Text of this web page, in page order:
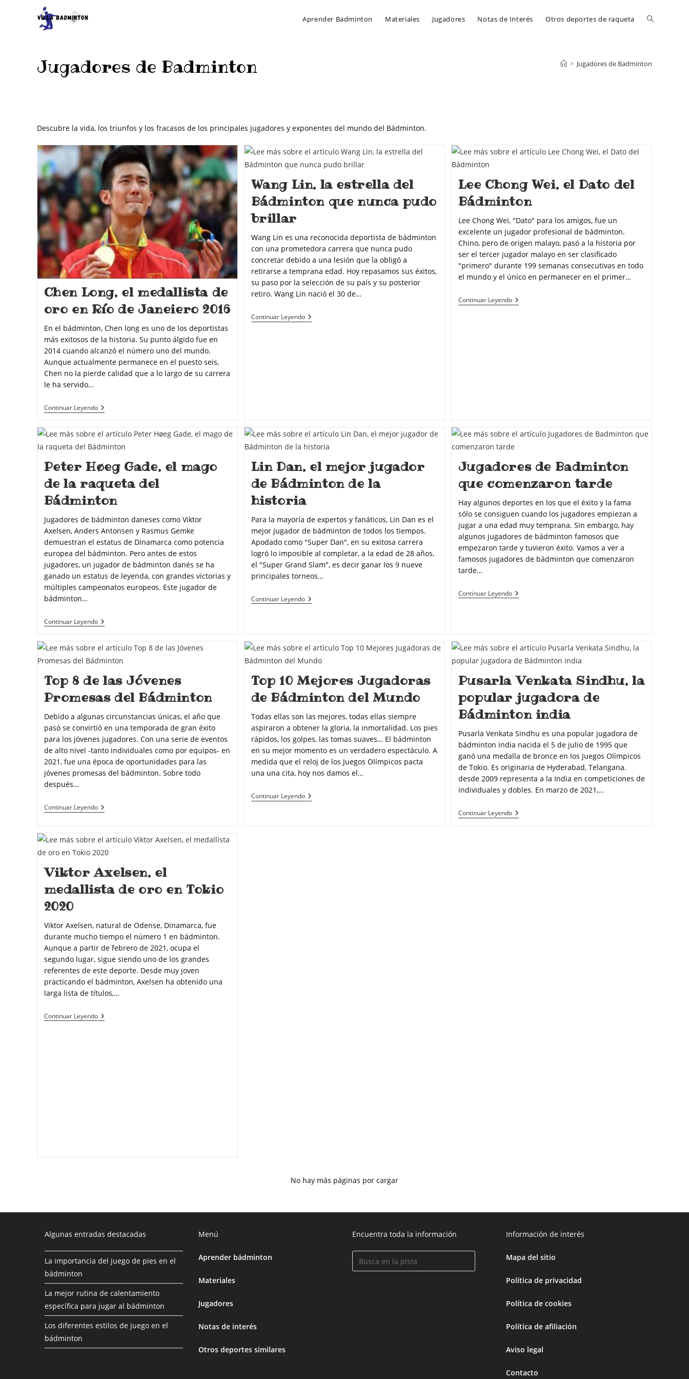
Aprender Badminton Materiales Jugadores Notas de Interés Otros deportes de raqueta
Jugadores de Badminton > Jugadores de Badminton
Descubre la vida, los triunfos y los fracasos de los principales jugadores y exponentes del mundo del Bádminton.
Chen Long, el medallista de
oro en Río de Janeiero 2016
En el bádminton, Chen long es uno de los deportistas
más exitosos de la historia. Su punto álgido fue en
2014 cuando alcanzó el número uno del mundo.
Aunque actualmente permanece en el puesto seis,
Chen no la pierde calidad que a lo largo de su carrera
le ha servido…
Continuar Leyendo
Wang Lin, la estrella del
Bádminton que nunca pudo
brillar
Wang Lin es una reconocida deportista de bádminton
con una prometedora carrera que nunca pudo
concretar debido a una lesión que la obligó a
retirarse a temprana edad. Hoy repasamos sus éxitos,
su paso por la selección de su país y su posterior
retiro. Wang Lin nació el 30 de…
Continuar Leyendo
Lee Chong Wei, el Dato del
Bádminton
Lee Chong Wei, "Dato" para los amigos, fue un
excelente un jugador profesional de bádminton.
Chino, pero de origen malayo, pasó a la historia por
ser el tercer jugador malayo en ser clasificado
"primero" durante 199 semanas consecutivas en todo
el mundo y el único en permanecer en el primer…
Continuar Leyendo
Peter Høeg Gade, el mago
de la raqueta del
Bádminton
Jugadores de bádminton daneses como Viktor
Axelsen, Anders Antonsen y Rasmus Gemke
demuestran el estatus de Dinamarca como potencia
europea del bádminton. Pero antes de estos
jugadores, un jugador de bádminton danés se ha
ganado un estatus de leyenda, con grandes victorias y
múltiples campeonatos europeos. Este jugador de
bádminton…
Continuar Leyendo
Lin Dan, el mejor jugador
de Bádminton de la
historia
Para la mayoría de expertos y fanáticos, Lin Dan es el
mejor jugador de bádminton de todos los tiempos.
Apodado como "Super Dan", en su exitosa carrera
logró lo imposible al completar, a la edad de 28 años,
el "Super Grand Slam", es decir ganar los 9 nueve
principales torneos…
Continuar Leyendo
Jugadores de Badminton
que comenzaron tarde
Hay algunos deportes en los que el éxito y la fama
sólo se consiguen cuando los jugadores empiezan a
jugar a una edad muy temprana. Sin embargo, hay
algunos jugadores de bádminton famosos que
empezaron tarde y tuvieron éxito. Vamos a ver a
famosos jugadores de bádminton que comenzaron
tarde…
Continuar Leyendo
Top 8 de las Jóvenes
Promesas del Bádminton
Debido a algunas circunstancias únicas, el año que
pasó se convirtió en una temporada de gran éxito
para los jóvenes jugadores. Con una serie de eventos
de alto nivel -tanto individuales como por equipos- en
2021, fue una época de oportunidades para las
jóvenes promesas del bádminton. Sobre todo
después…
Continuar Leyendo
Top 10 Mejores Jugadoras
de Bádminton del Mundo
Todas ellas son las mejores, todas ellas siempre
aspiraron a obtener la gloria, la inmortalidad. Los pies
rápidos, los golpes, las tomas suaves… El bádminton
en su mejor momento es un verdadero espectáculo. A
medida que el reloj de los Juegos Olímpicos pacta
una una cita, hoy nos damos el…
Continuar Leyendo
Pusarla Venkata Sindhu, la
popular jugadora de
Bádminton india
Pusarla Venkata Sindhu es una popular jugadora de
bádminton india nacida el 5 de julio de 1995 que
ganó una medalla de bronce en los Juegos Olímpicos
de Tokio. Es originaria de Hyderabad, Telangana.
desde 2009 representa a la India en competiciones de
individuales y dobles. En marzo de 2021,…
Continuar Leyendo
Viktor Axelsen, el
medallista de oro en Tokio
2020
Viktor Axelsen, natural de Odense, Dinamarca, fue
durante mucho tiempo el número 1 en bádminton.
Aunque a partir de febrero de 2021, ocupa el
segundo lugar, sigue siendo uno de los grandes
referentes de este deporte. Desde muy joven
practicando el bádminton, Axelsen ha obtenido una
larga lista de títulos,…
Continuar Leyendo
No hay más páginas por cargar
Algunas entradas destacadas
La importancia del juego de pies en el
bádminton
La mejor rutina de calentamiento
específica para jugar al bádminton
Los diferentes estilos de juego en el
bádminton
Menú
Aprender bádminton
Materiales
Jugadores
Notas de interés
Otros deportes similares
Encuentra toda la información Información de interés
Mapa del sitio
Política de privacidad
Política de cookies
Política de afiliación
Aviso legal
Contacto